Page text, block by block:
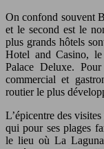
On confond souvent
et le second est le
plus grands hôtels
Hotel and Casino,
Palace Deluxe.
commercial et
routier le plus
L’épicentre des
qui pour ses plages
le lieu où La